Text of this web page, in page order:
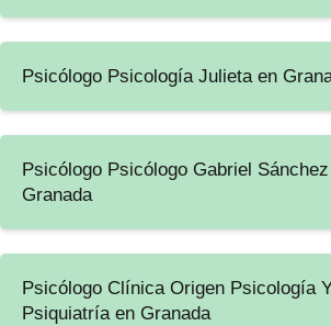
Psicólogo Psicología Julieta en
Psicólogo Psicólogo Gabriel
Granada
Psicólogo Clínica Origen Psicología
Psiquiatría en Granada